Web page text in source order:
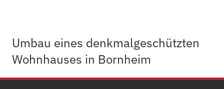
Umbau eines denkmalgeschützten
Wohnhauses in Bornheim